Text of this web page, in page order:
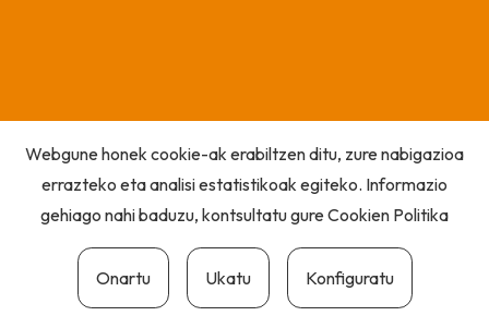
Webgune honek cookie-ak erabiltzen ditu, zure nabigazioa
errazteko eta analisi estatistikoak egiteko. Informazio
gehiago nahi baduzu, kontsultatu gureCookien Politika
Onartu Ukatu Konfiguratu